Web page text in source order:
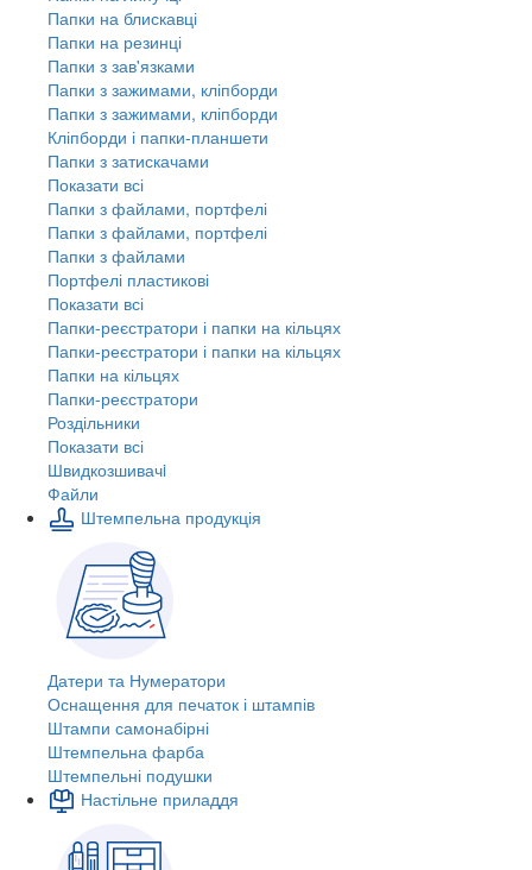
Папки на блискавці
Папки на резинці
Папки з зав'язками
Папки з зажимами, кліпборди
Папки з зажимами, кліпборди
Кліпборди і папки-планшети
Папки з затискачами
Показати всі
Папки з файлами, портфелі
Папки з файлами, портфелі
Папки з файлами
Портфелі пластикові
Показати всі
Папки-реєстратори і папки на кільцях
Папки-реєстратори і папки на кільцях
Папки на кільцях
Папки-реєстратори
Роздільники
Показати всі
Швидкозшивачi
Файли
Штемпельна продукція
Датери та Нумератори
Оснащення для печаток і штампів
Штампи самонабірні
Штемпельна фарба
Штемпельні подушки
Настільне приладдя